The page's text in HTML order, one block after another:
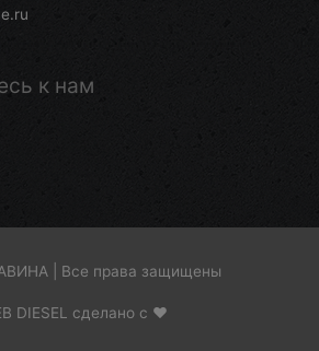
к нам
| Все права защищены
DIESEL сделано с ❤